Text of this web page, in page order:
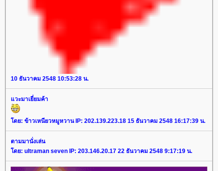
10 ธันวาคม 2548 10:53:28 น.
วะมาเยี่ยมค้า
ดย: ข้าวเหนียวหมูหวาน IP: 202.139.223.18 15 ธันวาคม 2548 16:17:39 น.
ตามมานั่งเล่น
ดย: ultraman seven IP: 203.146.20.17 22 ธันวาคม 2548 9:17:19 น.